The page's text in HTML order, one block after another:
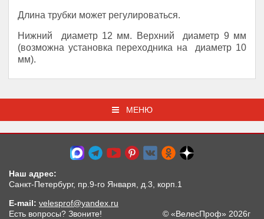
Длина трубки может регулироваться.
Нижний диаметр 12 мм. Верхний диаметр 9 мм
(возможна установка переходника на диаметр 10
мм).
МЕНЮ
Наш адрес:
Санкт-Петербург, пр.9-го Января, д.3, корп.1
E-mail: velesprof@yandex.ru
Есть вопросы? Звоните!
© «ВелесПроф» 2026г